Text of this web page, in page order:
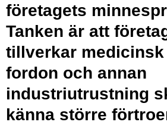
företagets
Tanken är att
tillverkar
fordon och annan
industriutrustning
känna större